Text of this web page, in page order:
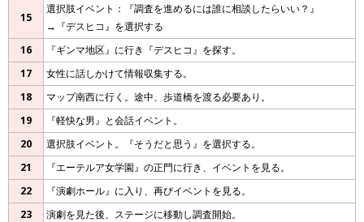
15
選択肢イベント：『調査を進めるには誰に相談したらいい？』
→『デスヒコ』を選択する
16
『ギンマ地区』に行き『デスヒコ』を探す。
17
女性に話しかけて情報収集する。
18
マップ南西に行く。途中、歩道橋を渡る必要あり。
19
『軽快な男』と会話イベント。
20
選択肢イベント。『そうだと思う』を選択する。
21
『エーテルア女学園』の正門に行き、イベントを見る。
22
『演劇ホール』に入り、再びイベントを見る。
23
演劇を見た後、ステージに移動し調査開始。